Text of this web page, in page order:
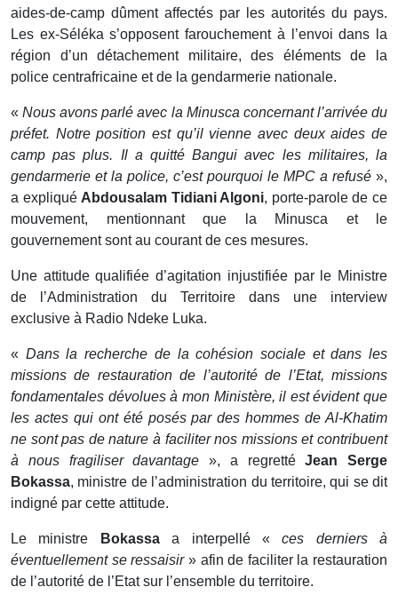
aides-de-camp dûment affectés par les autorités du pays.
Les ex-Séléka s’opposent farouchement à l’envoi dans la
région d’un détachement militaire, des éléments de la
police centrafricaine et de la gendarmerie nationale.
«Nous avons parlé avec la Minusca concernant l’arrivée du
préfet. Notre position est qu’il vienne avec deux aides de
camp pas plus. Il a quitté Bangui avec les militaires, la
gendarmerie et la police, c’est pourquoi le MPC a refusé »,
a expliqué Abdousalam Tidiani Algoni, porte-parole de ce
mouvement, mentionnant que la Minusca et le
gouvernement sont au courant de ces mesures.
Une attitude qualifiée d’agitation injustifiée par le Ministre
de l’Administration du Territoire dans une interview
exclusive à Radio Ndeke Luka.
« Dans la recherche de la cohésion sociale et dans les
missions de restauration de l’autorité de l’Etat, missions
fondamentales dévolues à mon Ministère, il est évident que
les actes qui ont été posés par des hommes de Al-Khatim
ne sont pas de nature à faciliter nos missions et contribuent
à nous fragiliser davantage », a regrettéJean Serge
Bokassa, ministre de l’administration du territoire, qui se dit
indigné par cette attitude.
Le ministre Bokassaa interpellé «ces derniers à
éventuellement se ressaisir» afin de faciliter la restauration
de l’autorité de l’Etat sur l’ensemble du territoire.